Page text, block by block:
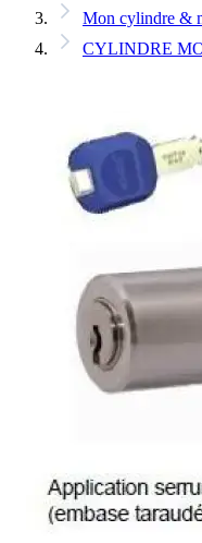
Mon cylindre &
CYLINDRE